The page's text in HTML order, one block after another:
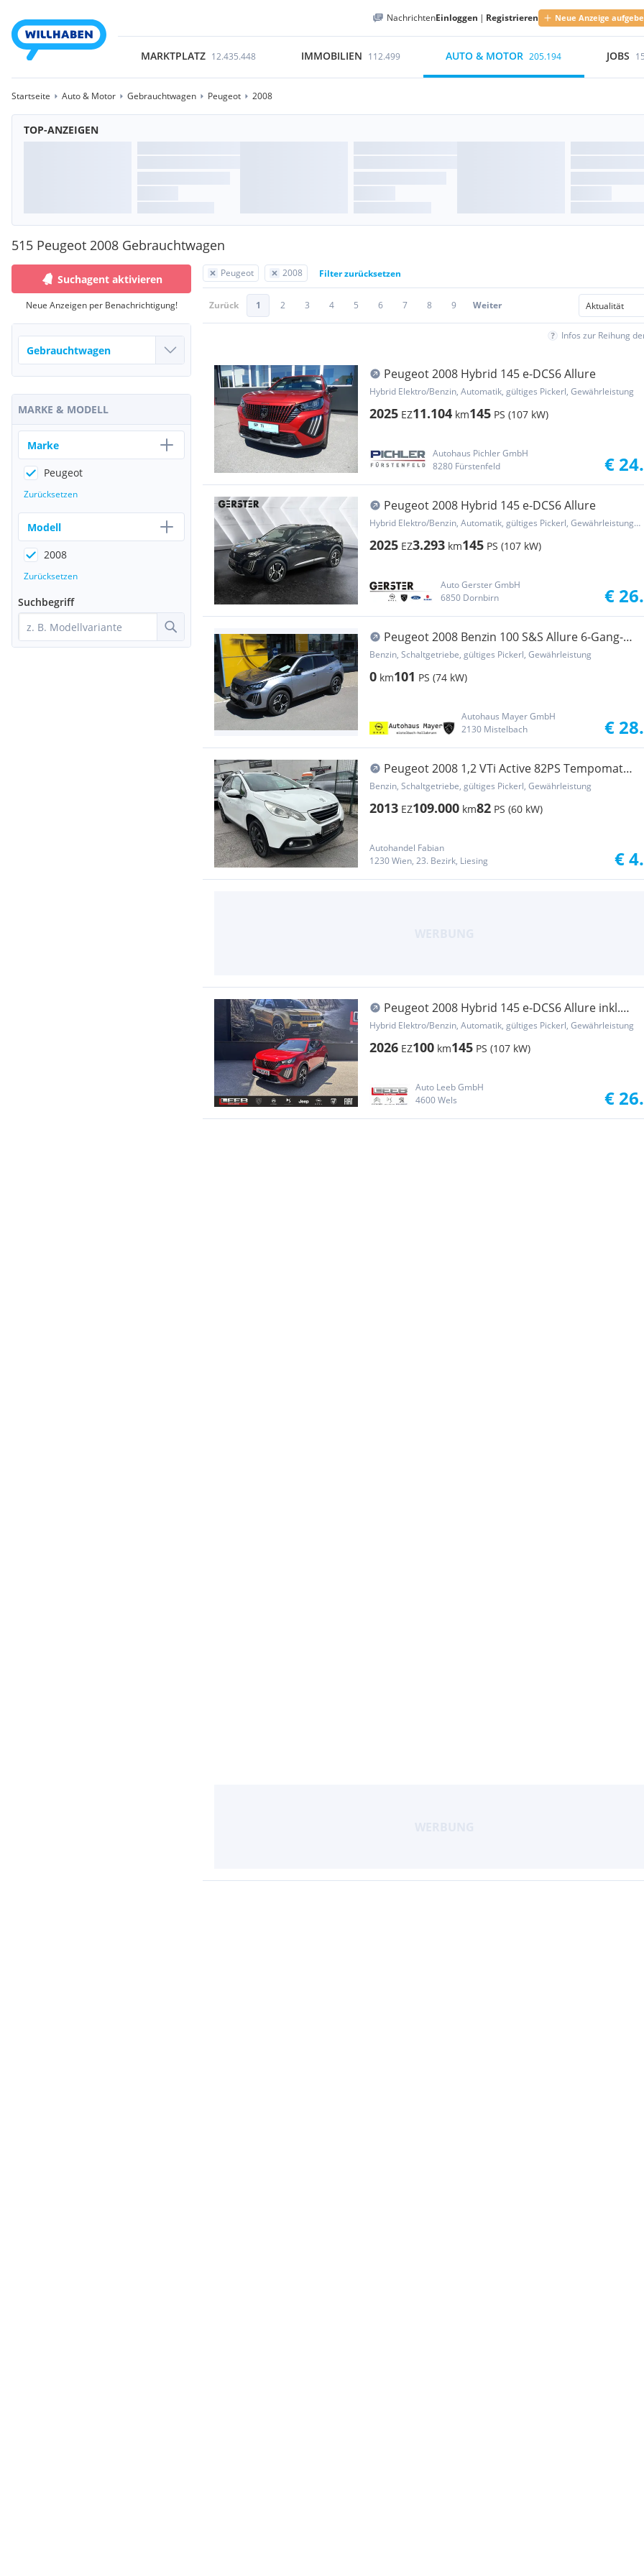
NachrichtenEinloggen | Registrieren Neue Anzeige
MARKTPLATZ 12.435.448 IMMOBILIEN 112.499 AUTO & MOTOR 205.194 JOBS
Startseite Auto & Motor Gebrauchtwagen Peugeot 2008
TOP-ANZEIGEN
515 Peugeot 2008 Gebrauchtwagen
Peugeot 2008 Filter zurücksetzen
Zurück 1 2 3 4 5 6 7 8 9 Weiter
Infos zur Reihung
Peugeot 2008 Hybrid 145 e-DCS6 Allure
Hybrid Elektro/Benzin, Automatik, gültiges Pickerl, Gewährleistung
2025 EZ11.104 km145 PS (107 kW)
Autohaus Pichler GmbH
8280 Fürstenfeld
€
Peugeot 2008 Hybrid 145 e-DCS6 Allure
Hybrid Elektro/Benzin, Automatik, gültiges Pickerl, Gewährleistung, Garantie
2025 EZ3.293 km145 PS (107 kW)
Auto Gerster GmbH
6850 Dornbirn
€
Peugeot 2008 Benzin 100 S&S Allure 6-Gang-
Manuell
Benzin, Schaltgetriebe, gültiges Pickerl, Gewährleistung
0 km101 PS (74 kW)
Autohaus Mayer GmbH
2130 Mistelbach
€
Peugeot 2008 1,2 VTi Active 82PS Tempomat
sparsamer Ben...
Benzin, Schaltgetriebe, gültiges Pickerl, Gewährleistung
2013 EZ109.000 km82 PS (60 kW)
Autohandel Fabian
1230 Wien, 23. Bezirk, Liesing
€
Peugeot 2008 Hybrid 145 e-DCS6 Allure inkl.
Navigation ...
Hybrid Elektro/Benzin, Automatik, gültiges Pickerl, Gewährleistung
2026 EZ100 km145 PS (107 kW)
Auto Leeb GmbH
4600 Wels
€
Suchagent aktivieren
Neue Anzeigen per Benachrichtigung!
MARKE & MODELL
Marke
Peugeot
Zurücksetzen
Modell
2008
Zurücksetzen
Suchbegriff